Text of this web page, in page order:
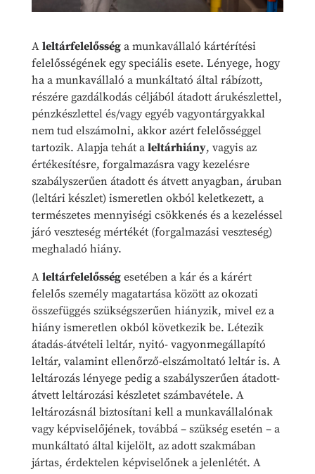
A leltárfelelősséga munkavállaló kártérítési
felelősségének egy speciális esete. Lényege, hogy
ha a munkavállaló a munkáltató által rábízott,
részére gazdálkodás céljából átadott árukészlettel,
pénzkészlettel és/vagy egyéb vagyontárgyakkal
nem tud elszámolni, akkor azért felelősséggel
tartozik. Alapja tehát a leltárhiány, vagyis az
értékesítésre, forgalmazásra vagy kezelésre
szabályszerűen átadott és átvett anyagban, áruban
(leltári készlet) ismeretlen okból keletkezett, a
természetes mennyiségi csökkenés és a kezeléssel
járó veszteség mértékét (forgalmazási veszteség)
meghaladó hiány.
A leltárfelelősségesetében a kár és a kárért
felelős személy magatartása között az okozati
összefüggés szükségszerűen hiányzik, mivel ez a
hiány ismeretlen okból következik be. Létezik
átadás-átvételi leltár, nyitó- vagyonmegállapító
leltár, valamint ellenőrző-elszámoltató leltár is. A
leltározás lényege pedig a szabályszerűen átadott-
átvett leltározási készletet számbavétele. A
leltározásnál biztosítani kell a munkavállalónak
vagy képviselőjének, továbbá – szükség esetén – a
munkáltató által kijelölt, az adott szakmában
jártas, érdektelen képviselőnek a jelenlétét. A